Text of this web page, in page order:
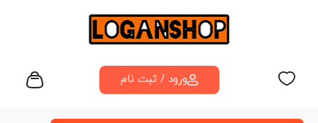
ورود / ثبت نام